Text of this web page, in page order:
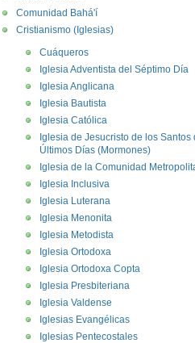
Comunidad Bahá'í
Cristianismo (Iglesias)
Cuáqueros
Iglesia Adventista del Séptimo Día
Iglesia Anglicana
Iglesia Bautista
Iglesia Católica
Iglesia de Jesucristo de los Santos
Últimos Días (Mormones)
Iglesia de la Comunidad
Iglesia Inclusiva
Iglesia Luterana
Iglesia Menonita
Iglesia Metodista
Iglesia Ortodoxa
Iglesia Ortodoxa Copta
Iglesia Presbiteriana
Iglesia Valdense
Iglesias Evangélicas
Iglesias Pentecostales